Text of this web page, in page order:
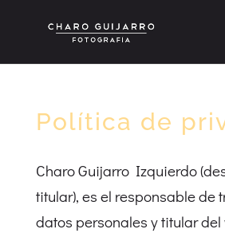
Política de
Charo Guijarro Izquierdo
titular), es el responsable de
datos personales y titular